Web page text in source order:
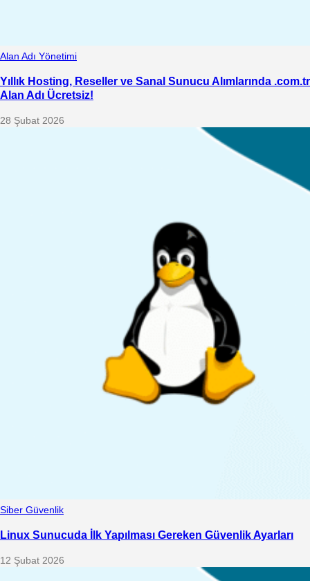
Alan Adı Yönetimi
Yıllık Hosting, Reseller ve Sanal Sunucu Alımlarında .com.tr
Alan Adı Ücretsiz!
28 Şubat 2026
Siber Güvenlik
Linux Sunucuda İlk Yapılması Gereken Güvenlik Ayarları
12 Şubat 2026